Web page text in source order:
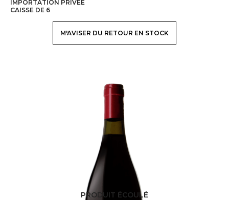
IMPORTATION PRIVÉE
CAISSE DE 6
M'AVISER DU RETOUR EN STOCK
PRODUIT ÉCOULÉ